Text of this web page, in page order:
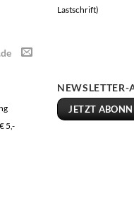
Lastschrift)
5,-
NEWSLETTER-
JETZT